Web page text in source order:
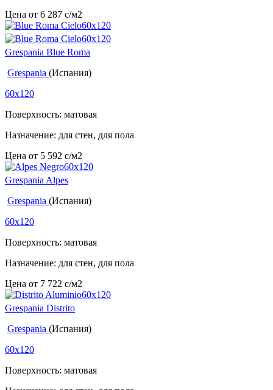
Цена от 6 287 c/м2
Grespania Blue Roma
Grespania (Испания)
60x120
Поверхность: матовая
Назначение: для стен, для пола
Цена от 5 592 c/м2
Grespania Alpes
Grespania (Испания)
60x120
Поверхность: матовая
Назначение: для стен, для пола
Цена от 7 722 c/м2
Grespania Distrito
Grespania (Испания)
60x120
Поверхность: матовая